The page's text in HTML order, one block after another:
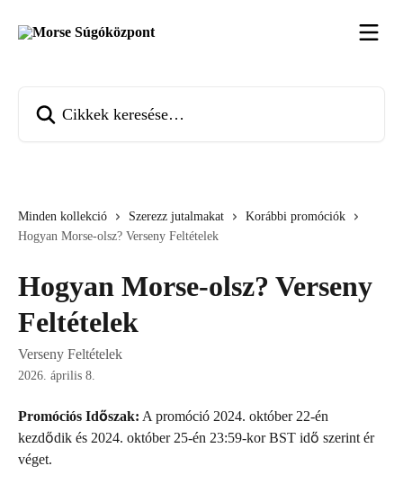
Minden kollekció Szerezz jutalmakat
Korábbi promóciók
Hogyan Morse-olsz? Verseny Feltételek
Hogyan Morse-olsz? Verseny
Feltételek
Verseny Feltételek
2026. április 8.
Promóciós Időszak: A promóció 2024. október 22-én
kezdődik és 2024. október 25-én 23:59-kor BST idő szerint ér
véget.